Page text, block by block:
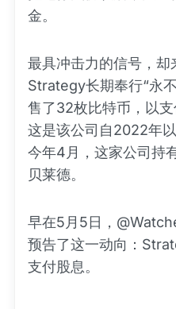
金。
最具冲击力的信号，却
Strategy长期奉行“永
售了32枚比特币，以支
这是该公司自2022年
今年4月，这家公司持
贝莱德。
早在5月5日，
预告了这一动向：
支付股息。